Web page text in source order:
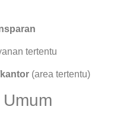
tertentu
(area tertentu)